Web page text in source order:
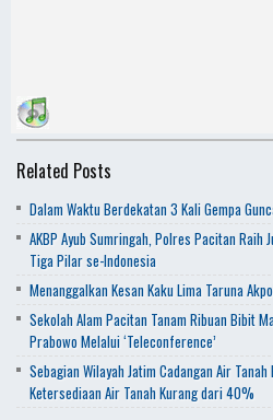
Related Posts
Dalam Waktu Berdekatan 3 Kali Gempa
AKBP Ayub Sumringah, Polres Pacitan Raih
Tiga Pilar se-Indonesia
Menanggalkan Kesan Kaku Lima Taruna
Sekolah Alam Pacitan Tanam Ribuan Bibit
Prabowo Melalui ‘Teleconference’
Sebagian Wilayah Jatim Cadangan Air
Ketersediaan Air Tanah Kurang dari 40%